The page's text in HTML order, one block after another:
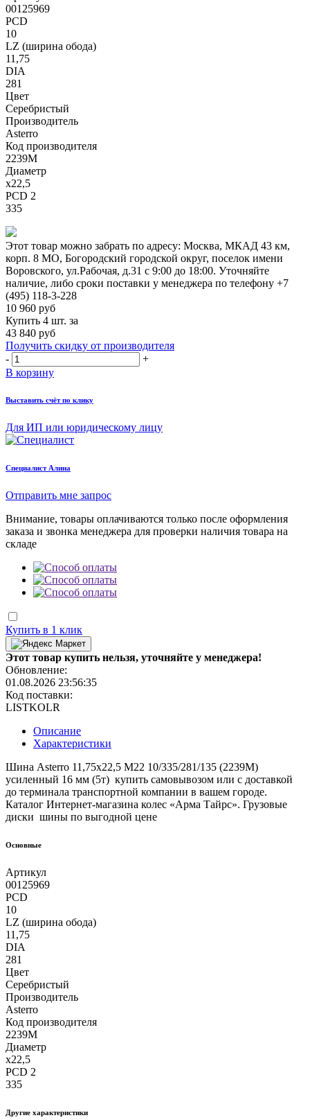
00125969
PCD
10
LZ (ширина обода)
11,75
DIA
281
Цвет
Серебристый
Производитель
Asterro
Код производителя
2239M
Диаметр
x22,5
PCD 2
335
Этот товар можно забрать по адресу: Москва, МКАД 43 км,
корп. 8 МО, Богородский городской округ, поселок имени
Воровского, ул.Рабочая, д.31 с 9:00 до 18:00. Уточняйте
наличие, либо сроки поставки у менеджера по телефону +7
(495) 118-3-228
10 960 руб
Купить 4 шт. за
43 840 руб
Получить скидку от производителя
-
+
В корзину
Выставить счёт по клику
Для ИП или юридическому лицу
Cпециалист Алина
Отправить мне запрос
Внимание, товары оплачиваются только после оформления
заказа и звонка менеджера для проверки наличия товара на
складе
Купить в 1 клик
Этот товар купить нельзя, уточняйте у менеджера!
Обновление:
01.08.2026 23:56:35
Код поставки:
LISTKOLR
Описание
Характеристики
Шина Asterro 11,75x22,5 M22 10/335/281/135 (2239M)
усиленный 16 мм (5т) купить самовывозом или с доставкой
до терминала транспортной компании в вашем городе.
Каталог Интернет-магазина колес «Арма Тайрс». Грузовые
диски шины по выгодной цене
Основные
Артикул
00125969
PCD
10
LZ (ширина обода)
11,75
DIA
281
Цвет
Серебристый
Производитель
Asterro
Код производителя
2239M
Диаметр
x22,5
PCD 2
335
Другие xарактеристики